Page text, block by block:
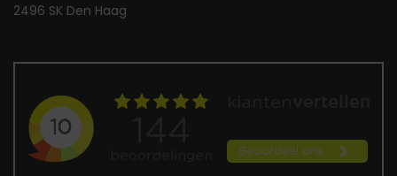
2496 SK Den Haag